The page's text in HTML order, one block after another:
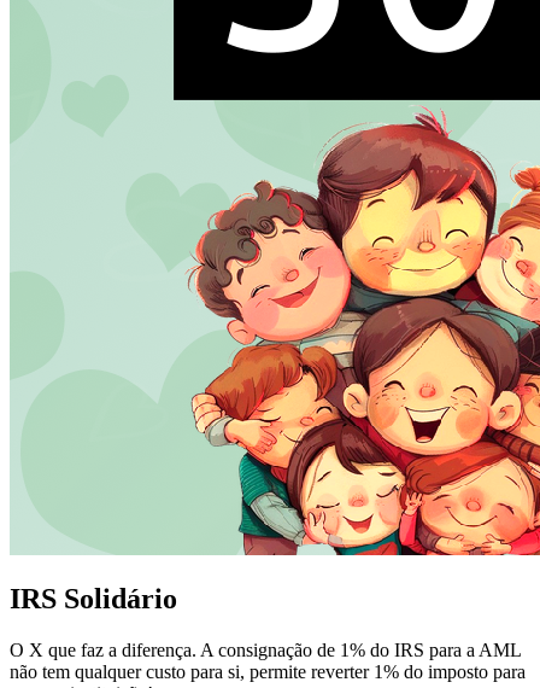
IRS Solidário
O X que faz a diferença. A consignação de 1% do IRS para a AML
não tem qualquer custo para si, permite reverter 1% do imposto para